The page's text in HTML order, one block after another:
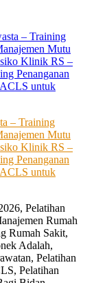
– Training
Mutu
Klinik RS –
Penanganan
untuk
Pelatihan
Rumah
Rumah Sakit,
Adalah,
Pelatihan
Pelatihan